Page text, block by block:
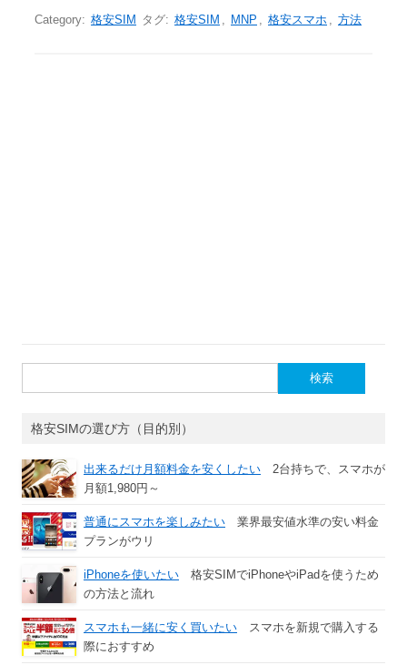
Category: 格安SIM タグ: 格安SIM , MNP , 格安スマホ , 方法
索:
格安SIMの選び方（目的別）
出来るだけ月額料金を安くしたい 2台持ちで、スマホが
月額1,980円～
普通にスマホを楽しみたい 業界最安値水準の安い料金
プランがウリ
iPhoneを使いたい 格安SIMでiPhoneやiPadを使うため
の方法と流れ
スマホも一緒に安く買いたい スマホを新規で購入する
際におすすめ